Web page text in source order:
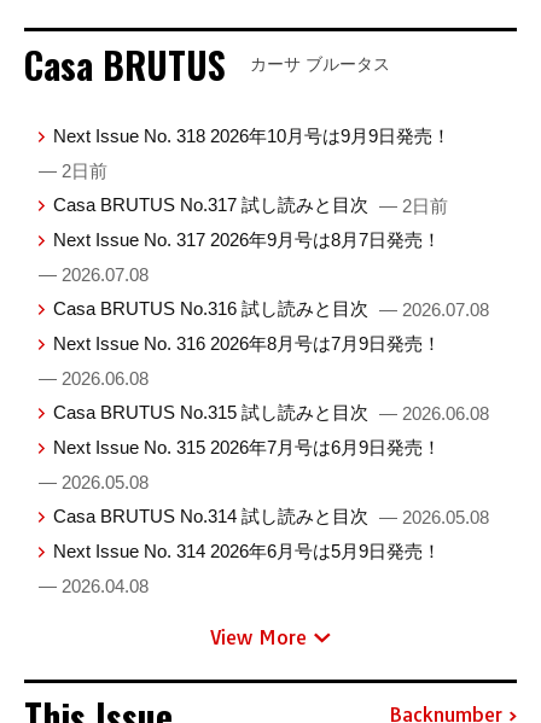
Casa BRUTUS カーサ ブルータス
Next Issue No. 318 2026年10月号は9月9日発売！
— 2日前
Casa BRUTUS No.317 試し読みと目次 — 2日前
Next Issue No. 317 2026年9月号は8月7日発売！
— 2026.07.08
Casa BRUTUS No.316 試し読みと目次 — 2026.07.08
Next Issue No. 316 2026年8月号は7月9日発売！
— 2026.06.08
Casa BRUTUS No.315 試し読みと目次 — 2026.06.08
Next Issue No. 315 2026年7月号は6月9日発売！
— 2026.05.08
Casa BRUTUS No.314 試し読みと目次 — 2026.05.08
Next Issue No. 314 2026年6月号は5月9日発売！
— 2026.04.08
View More
Backnumber